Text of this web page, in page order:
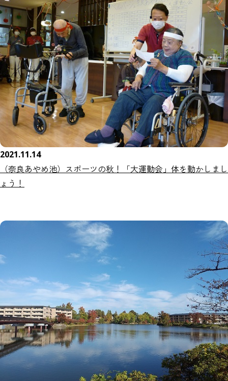
2021.11.14
（奈良あやめ池）スポーツの秋！「大運動会」体を動かしまし
ょう！